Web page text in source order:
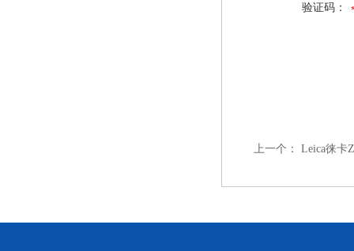
验证码：
上一个： Leica徕卡